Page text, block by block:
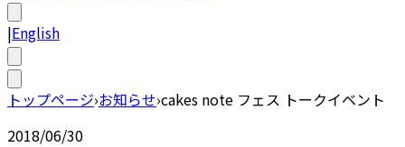
|English
トップページ›お知らせ›cakes note フェス トークイベント
2018/06/30